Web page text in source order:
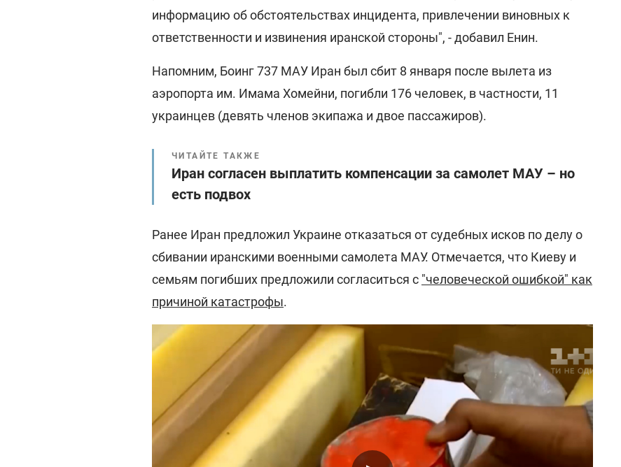
информацию об обстоятельствах инцидента, привлечении виновных к
ответственности и извинения иранской стороны", - добавил Енин.
Напомним, Боинг 737 МАУ Иран был сбит 8 января после вылета из
аэропорта им. Имама Хомейни, погибли 176 человек, в частности, 11
украинцев (девять членов экипажа и двое пассажиров).
ЧИТАЙТЕ ТАКЖЕ
Иран согласен выплатить компенсации за самолет МАУ – но
есть подвох
Ранее Иран предложил Украине отказаться от судебных исков по делу о
сбивании иранскими военными самолета МАУ. Отмечается, что Киеву и
семьям погибших предложили согласиться с "человеческой ошибкой" как
причиной катастрофы.